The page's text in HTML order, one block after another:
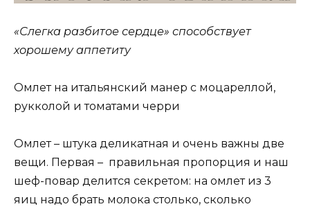
«Слегка разбитое сердце» способствует
хорошему аппетиту
Омлет на итальянский манер с моцареллой,
рукколой и томатами черри
Омлет – штука деликатная и очень важны две
вещи. Первая – правильная пропорция и наш
шеф-повар делится секретом: на омлет из 3
яиц надо брать молока столько, сколько